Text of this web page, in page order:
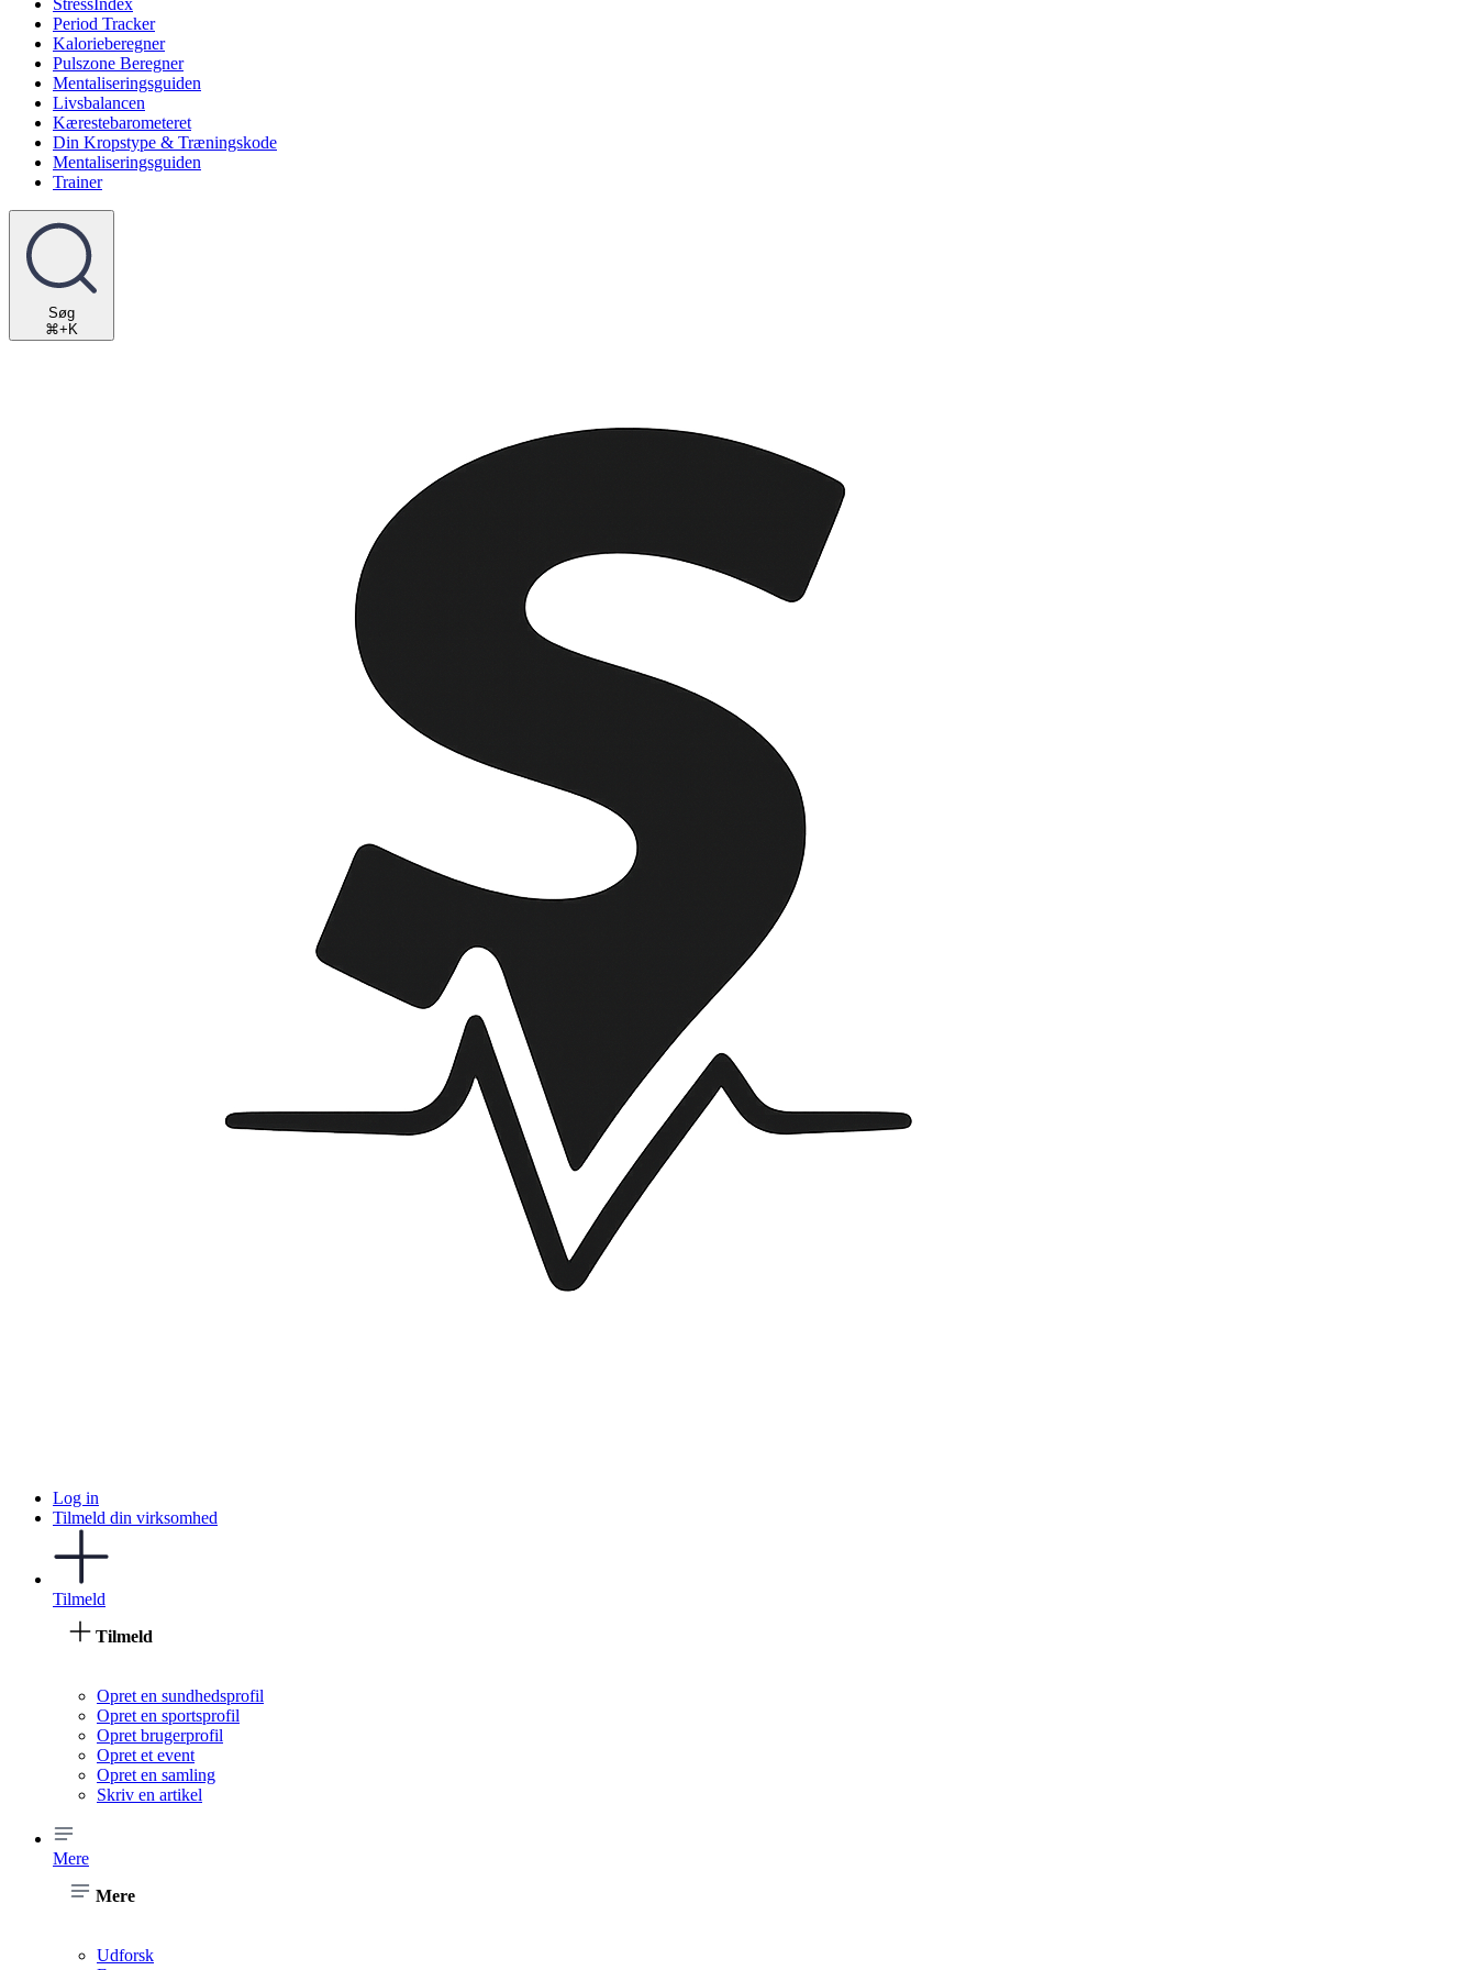
StressIndex
Period Tracker
Kalorieberegner
Pulszone Beregner
Mentaliseringsguiden
Livsbalancen
Kærestebarometeret
Din Kropstype & Træningskode
Mentaliseringsguiden
Trainer
Søg
⌘+K
Log in
Tilmeld din virksomhed
Tilmeld
Tilmeld
Opret en sundhedsprofil
Opret en sportsprofil
Opret brugerprofil
Opret et event
Opret en samling
Skriv en artikel
Mere
Mere
Udforsk